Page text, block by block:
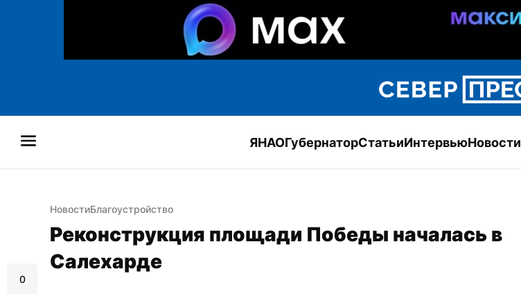
ЯНАОГубернаторСтатьиИнтервьюНовости
0
НовостиБлагоустройство
Реконструкция площади Победы началась в
Салехарде